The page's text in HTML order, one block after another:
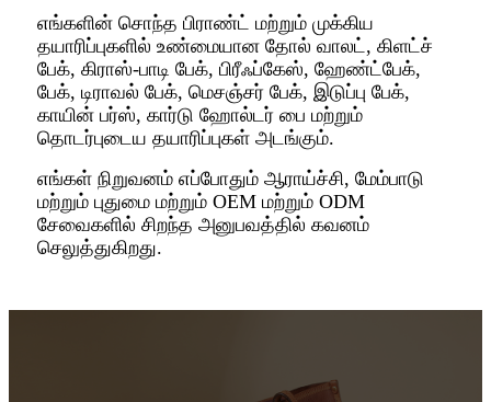
எங்களின் சொந்த பிராண்ட் மற்றும் முக்கிய
தயாரிப்புகளில் உண்மையான தோல் வாலட், கிளட்ச்
பேக், கிராஸ்-பாடி பேக், பிரீஃப்கேஸ், ஹேண்ட்பேக்,
பேக், டிராவல் பேக், மெசஞ்சர் பேக், இடுப்பு பேக்,
காயின் பர்ஸ், கார்டு ஹோல்டர் பை மற்றும்
தொடர்புடைய தயாரிப்புகள் அடங்கும்.
எங்கள் நிறுவனம் எப்போதும் ஆராய்ச்சி, மேம்பாடு
மற்றும் புதுமை மற்றும் OEM மற்றும் ODM
சேவைகளில் சிறந்த அனுபவத்தில் கவனம்
செலுத்துகிறது.